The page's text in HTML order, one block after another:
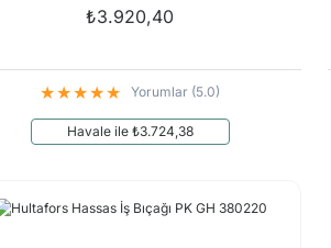
₺3.920,40
Yorumlar (5.0)
Havale ile ₺3.724,38